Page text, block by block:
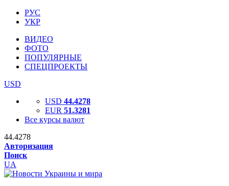
РУС
УКР
ВИДЕО
ФОТО
ПОПУЛЯРНЫЕ
СПЕЦПРОЕКТЫ
USD
USD 44.4278
EUR 51.3281
Все курсы валют
44.4278
Авторизация
Поиск
UA